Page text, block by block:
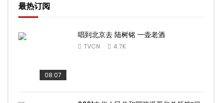
最热订阅
08:07
唱到北京去 陆树铭 一壶老酒
TVCN 4.7K